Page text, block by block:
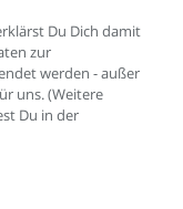
Du Dich damit
zur
werden - außer
uns. (Weitere
Du in der